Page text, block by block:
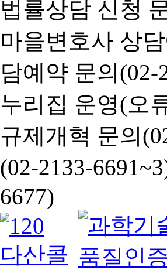
법률상담 신청
마을변호사 상
담예약 문의(02-
누리집 운영(오
규제개혁 문의
(02-2133-
6677)